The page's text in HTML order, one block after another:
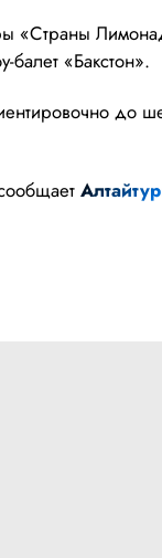
«Страны
«Бакстон».
до